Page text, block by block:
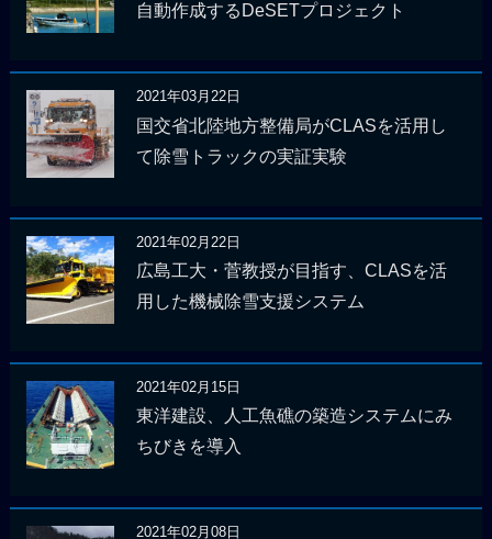
自動作成するDeSETプロジェクト
2021年03月22日
国交省北陸地方整備局がCLASを活用し
て除雪トラックの実証実験
2021年02月22日
広島工大・菅教授が目指す、CLASを活
用した機械除雪支援システム
2021年02月15日
東洋建設、人工魚礁の築造システムにみ
ちびきを導入
2021年02月08日